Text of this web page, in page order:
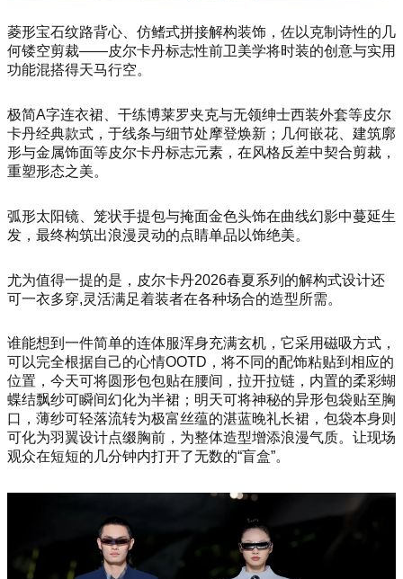
菱形宝石纹路背心、仿鳍式拼接解构装饰，佐以克制诗性的几
何镂空剪裁——皮尔卡丹标志性前卫美学将时装的创意与实用
功能混搭得天马行空。
极简A字连衣裙、干练博莱罗夹克与无领绅士西装外套等皮尔
卡丹经典款式，于线条与细节处摩登焕新；几何嵌花、建筑廓
形与金属饰面等皮尔卡丹标志元素，在风格反差中契合剪裁，
重塑形态之美。
弧形太阳镜、笼状手提包与掩面金色头饰在曲线幻影中蔓延生
发，最终构筑出浪漫灵动的点睛单品以饰绝美。
尤为值得一提的是，皮尔卡丹2026春夏系列的解构式设计还
可一衣多穿,灵活满足着装者在各种场合的造型所需。
谁能想到一件简单的连体服浑身充满玄机，它采用磁吸方式，
可以完全根据自己的心情OOTD，将不同的配饰粘贴到相应的
位置，今天可将圆形包包贴在腰间，拉开拉链，内置的柔彩蝴
蝶结飘纱可瞬间幻化为半裙；明天可将神秘的异形包袋贴至胸
口，薄纱可轻落流转为极富丝蕴的湛蓝晚礼长裙，包袋本身则
可化为羽翼设计点缀胸前，为整体造型增添浪漫气质。让现场
观众在短短的几分钟内打开了无数的“盲盒”。